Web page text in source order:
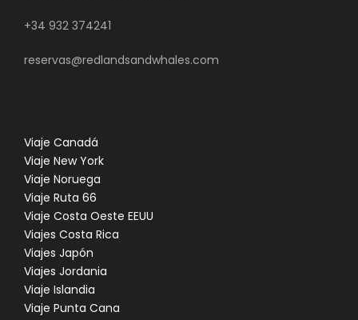
+34 932 374241
reservas@redlandsandwhales.com
Viaje Canadá
Viaje New York
Viaje Noruega
Viaje Ruta 66
Viaje Costa Oeste EEUU
Viajes Costa Rica
Viajes Japón
Viajes Jordania
Viaje Islandia
Viaje Punta Cana